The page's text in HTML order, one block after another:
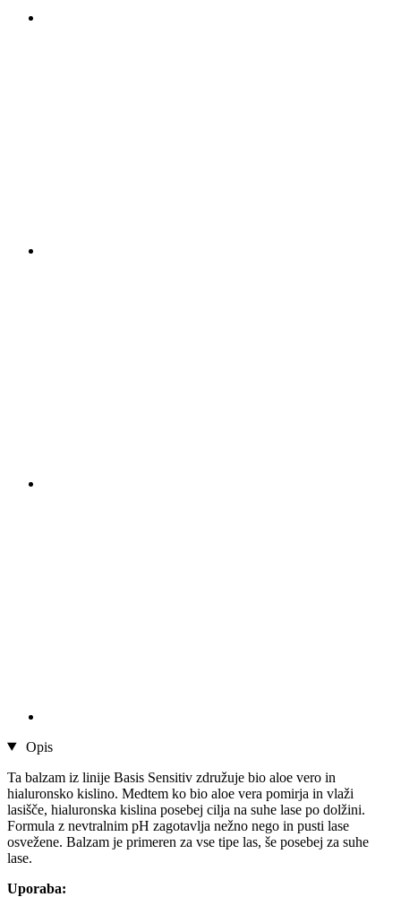
Opis
Ta balzam iz linije Basis Sensitiv združuje bio aloe vero in
hialuronsko kislino. Medtem ko bio aloe vera pomirja in vlaži
lasišče, hialuronska kislina posebej cilja na suhe lase po dolžini.
Formula z nevtralnim pH zagotavlja nežno nego in pusti lase
osvežene. Balzam je primeren za vse tipe las, še posebej za suhe
lase.
Uporaba: